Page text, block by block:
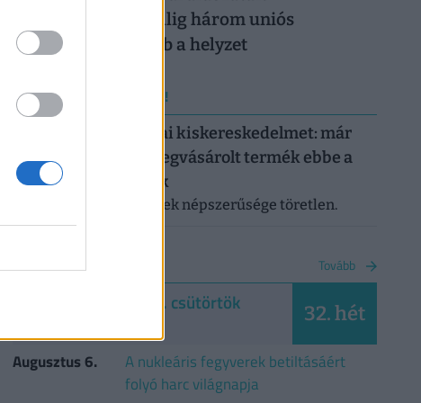
Magyarországon: alig három uniós
országban rosszabb a helyzet
ERRŐL NE MARADJ LE!
Letarolták az európai kiskereskedelmet: már
minden második megvásárolt termék ebbe a
kategóriába tartozik
A saját márkás termékek népszerűsége töretlen.
NAPTÁR Tovább
2026. augusztus 6. csütörtök 32. hét
Augusztus 6.
A nukleáris fegyverek betiltásáért
folyó harc világnapja